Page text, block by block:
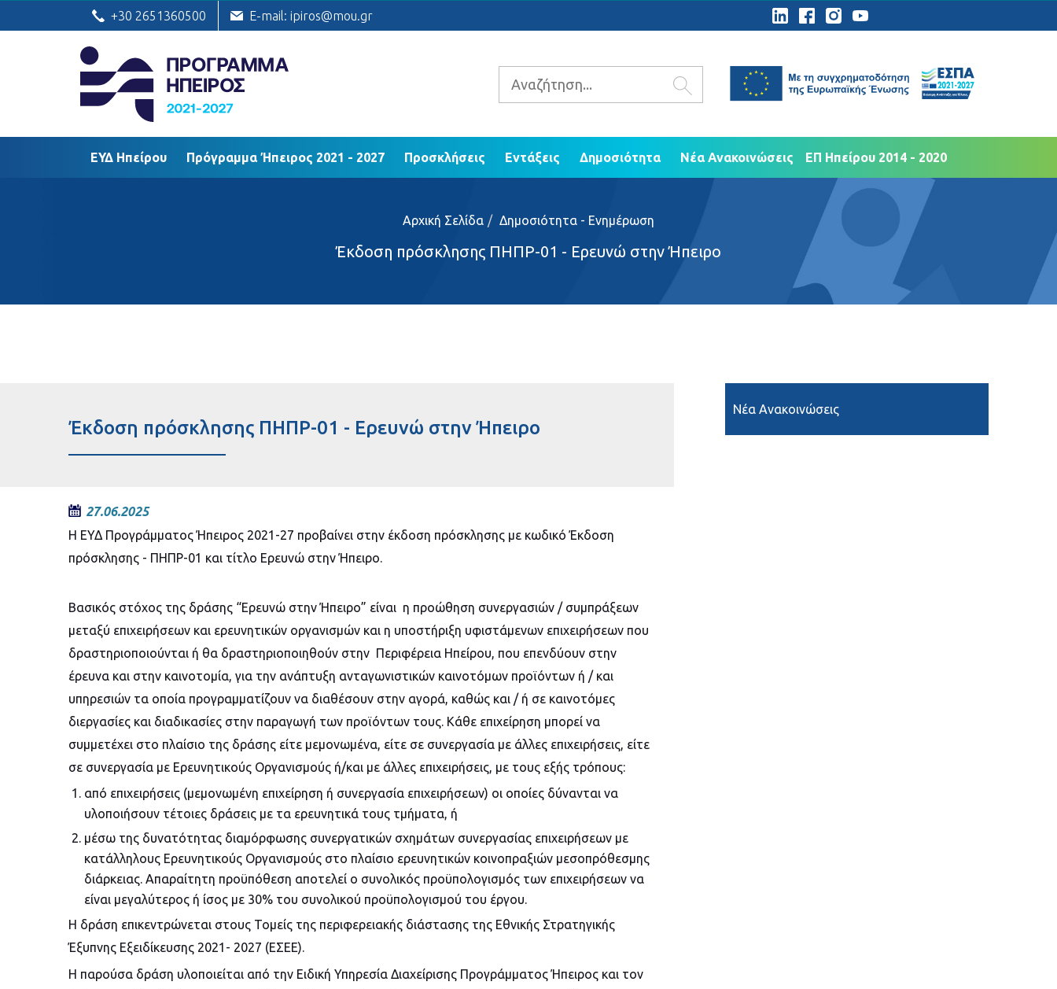
ΕΥΔ Ηπείρου Πρόγραμμα Ήπειρος 2021 - 2027 Δημοσιότητα
Νέα Ανακοινώσεις
+30 2651360500 E-mail: ipiros@mou.gr
ΕΥΔ Ηπείρου Πρόγραμμα Ήπειρος 2021 - 2027 Προσκλήσεις Εντάξεις Δημοσιότητα Νέα Ανακοινώσεις ΕΠ Ηπείρου 2014 - 2020
Αρχική Σελίδα Δημοσιότητα - Ενημέρωση
Έκδοση πρόσκλησης ΠΗΠΡ-01 - Ερευνώ στην Ήπειρο
Έκδοση πρόσκλησης ΠΗΠΡ-01 - Ερευνώ στην Ήπειρο
27.06.2025
Η ΕΥΔ Προγράμματος Ήπειρος 2021-27 προβαίνει στην έκδοση πρόσκλησης με κωδικό Έκδοση
πρόσκλησης - ΠΗΠΡ-01 και τίτλο Ερευνώ στην Ήπειρο.
Βασικός στόχος της δράσης “Ερευνώ στην Ήπειρο” είναι η προώθηση συνεργασιών / συμπράξεων
μεταξύ επιχειρήσεων και ερευνητικών οργανισμών και η υποστήριξη υφιστάμενων επιχειρήσεων που
δραστηριοποιούνται ή θα δραστηριοποιηθούν στην Περιφέρεια Ηπείρου, που επενδύουν στην
έρευνα και στην καινοτομία, για την ανάπτυξη ανταγωνιστικών καινοτόμων προϊόντων ή / και
υπηρεσιών τα οποία προγραμματίζουν να διαθέσουν στην αγορά, καθώς και / ή σε καινοτόμες
διεργασίες και διαδικασίες στην παραγωγή των προϊόντων τους. Κάθε επιχείρηση μπορεί να
συμμετέχει στο πλαίσιο της δράσης είτε μεμονωμένα, είτε σε συνεργασία με άλλες επιχειρήσεις, είτε
σε συνεργασία με Ερευνητικούς Οργανισμούς ή/και με άλλες επιχειρήσεις, με τους εξής τρόπους:
από επιχειρήσεις (μεμονωμένη επιχείρηση ή συνεργασία επιχειρήσεων) οι οποίες δύνανται να
υλοποιήσουν τέτοιες δράσεις με τα ερευνητικά τους τμήματα, ή
μέσω της δυνατότητας διαμόρφωσης συνεργατικών σχημάτων συνεργασίας επιχειρήσεων με
κατάλληλους Ερευνητικούς Οργανισμούς στο πλαίσιο ερευνητικών κοινοπραξιών μεσοπρόθεσμης
διάρκειας. Απαραίτητη προϋπόθεση αποτελεί ο συνολικός προϋπολογισμός των επιχειρήσεων να
είναι μεγαλύτερος ή ίσος με 30% του συνολικού προϋπολογισμού του έργου.
Η δράση επικεντρώνεται στους Τομείς της περιφερειακής διάστασης της Εθνικής Στρατηγικής
Έξυπνης Εξειδίκευσης 2021- 2027 (ΕΣΕΕ).
Η παρούσα δράση υλοποιείται από την Ειδική Υπηρεσία Διαχείρισης Προγράμματος Ήπειρος και τον
Νέα Ανακοινώσεις